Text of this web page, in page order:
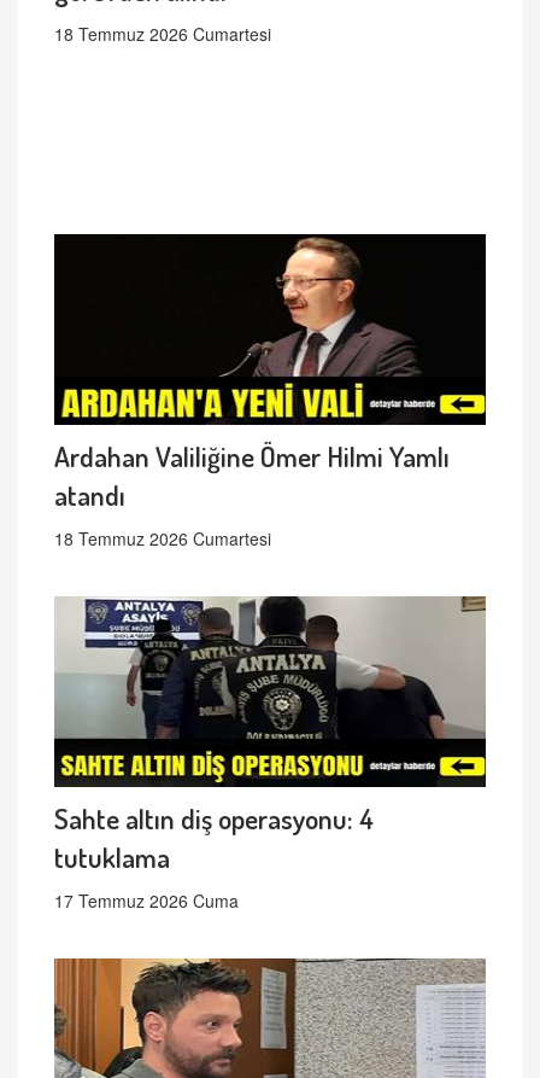
18 Temmuz 2026 Cumartesi
Ardahan Valiliğine Ömer Hilmi Yamlı
atandı
18 Temmuz 2026 Cumartesi
Sahte altın diş operasyonu: 4
tutuklama
17 Temmuz 2026 Cuma